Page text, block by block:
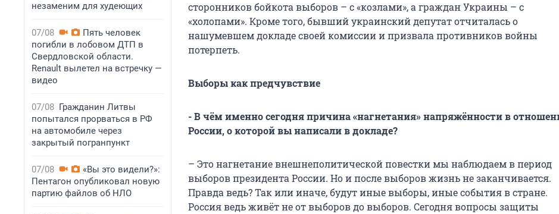
незаменим для худеющих
07/08
Пять человек
погибли в лобовом ДТП в
Свердловской области.
Renault вылетел на встречку —
видео
07/08 Гражданин Литвы
попытался прорваться в РФ
на автомобиле через
закрытый погранпункт
07/08
«Вы это видели?»:
Пентагон опубликовал новую
партию файлов об НЛО
сторонников бойкота выборов – с «козлами», а граждан Украины – с
«холопами». Кроме того, бывший украинский депутат отчиталась о
нашумевшем докладе своей комиссии и призвала противников войны
потерпеть.
Выборы как предчувствие
- В чём именно сегодня причина «нагнетания» напряжённости в
России, о которой вы написали в докладе?
– Это нагнетание внешнеполитической повестки мы наблюдаем в период
выборов президента России. Но и после выборов жизнь не заканчивается.
Правда ведь? Так или иначе, будут иные выборы, иные события в стране.
Россия ведь живёт не от выборов до выборов. Сегодня вопросы защиты